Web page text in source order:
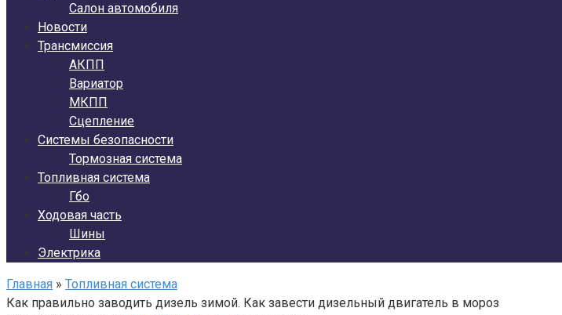
Салон автомобиля
Новости
Трансмиссия
АКПП
Вариатор
МКПП
Сцепление
Системы безопасности
Тормозная система
Топливная система
Гбо
Ходовая часть
Шины
Электрика
Главная » Топливная система
Как правильно заводить дизель зимой. Как завести дизельный двигатель в мороз